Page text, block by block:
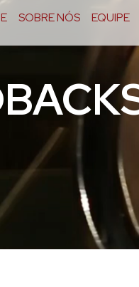
SOBRE NÓS EQUIPE